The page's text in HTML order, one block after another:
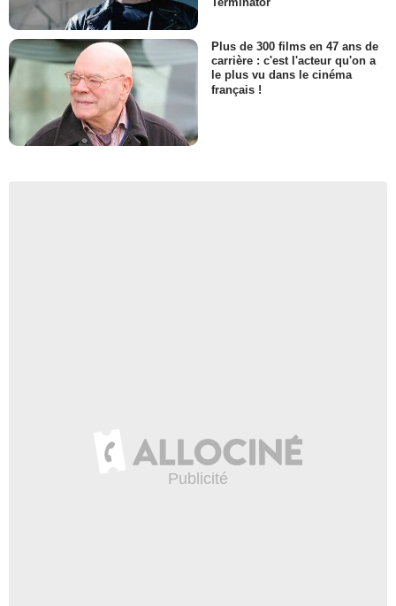
Plus de 300 films en 47 ans de
carrière : c'est l'acteur qu'on a
le plus vu dans le cinéma
français !